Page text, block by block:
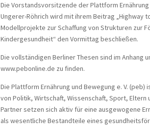
Die Vorstandsvorsitzende der Plattform
Ungerer-Röhrich wird mit ihrem Beitrag „Highway
Modellprojekte zur Schaffung von Strukturen zur
Kindergesundheit“ den Vormittag beschließen.
Die vollständigen Berliner Thesen sind im Anhang
www.pebonline.de zu finden.
Die Plattform Ernährung und Bewegung e. V. (peb)
von Politik, Wirtschaft, Wissenschaft, Sport, Eltern
Partner setzen sich aktiv für eine ausgewogene
als wesentliche Bestandteile eines